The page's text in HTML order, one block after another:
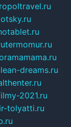
termomur.ru
dreams.ru
2021.ru
tolyatti.ru